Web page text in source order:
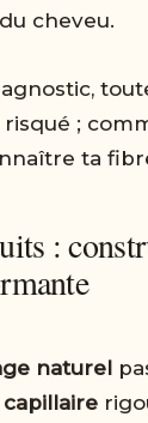
cheveu.
;
ta
:
naturel
capillaire